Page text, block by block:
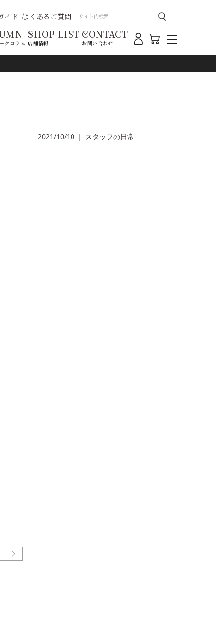
イド よくあるご質問
クコラム
SHOP LIST
店舗情報
CONTACT
お問い合わせ
2021/10/10 ｜ スタッフの日常